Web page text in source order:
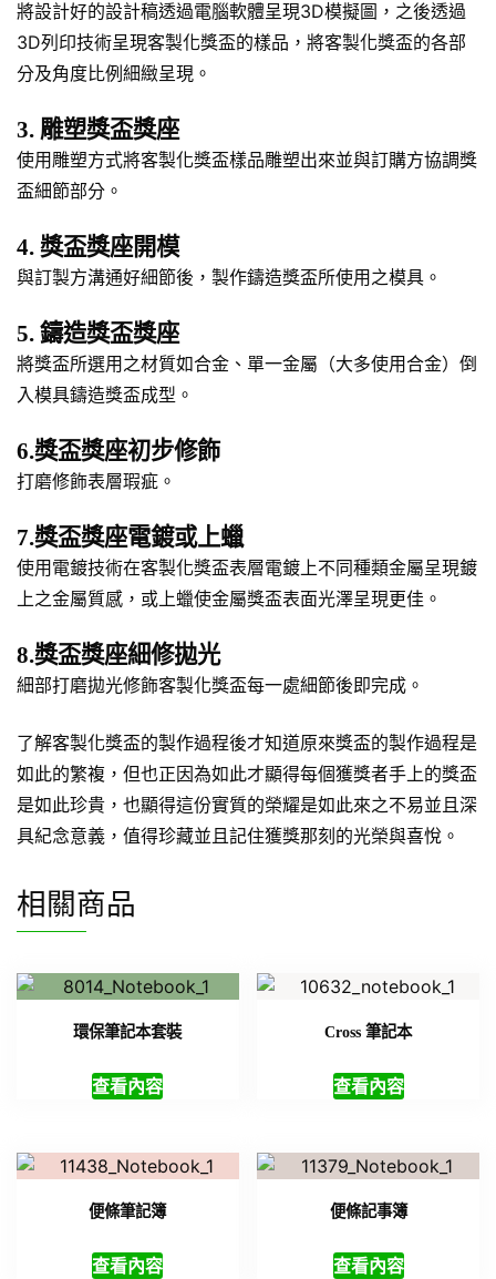
將設計好的設計稿透過電腦軟體呈現3D模擬圖，之後透過
3D列印技術呈現客製化獎盃的樣品，將客製化獎盃的各部
分及角度比例細緻呈現。
3. 雕塑獎盃獎座
使用雕塑方式將客製化獎盃樣品雕塑出來並與訂購方協調獎
盃細節部分。
4. 獎盃獎座開模
與訂製方溝通好細節後，製作鑄造獎盃所使用之模具。
5. 鑄造獎盃獎座
將獎盃所選用之材質如合金、單一金屬（大多使用合金）倒
入模具鑄造獎盃成型。
6.獎盃獎座初步修飾
打磨修飾表層瑕疵。
7.獎盃獎座電鍍或上蠟
使用電鍍技術在客製化獎盃表層電鍍上不同種類金屬呈現鍍
上之金屬質感，或上蠟使金屬獎盃表面光澤呈現更佳。
8.獎盃獎座細修拋光
細部打磨拋光修飾客製化獎盃每一處細節後即完成。
了解客製化獎盃的製作過程後才知道原來獎盃的製作過程是
如此的繁複，但也正因為如此才顯得每個獲獎者手上的獎盃
是如此珍貴，也顯得這份實質的榮耀是如此來之不易並且深
具紀念意義，值得珍藏並且記住獲獎那刻的光榮與喜悅。
相關商品
環保筆記本套裝
查看內容
Cross 筆記本
查看內容
便條筆記簿
查看內容
便條記事簿
查看內容